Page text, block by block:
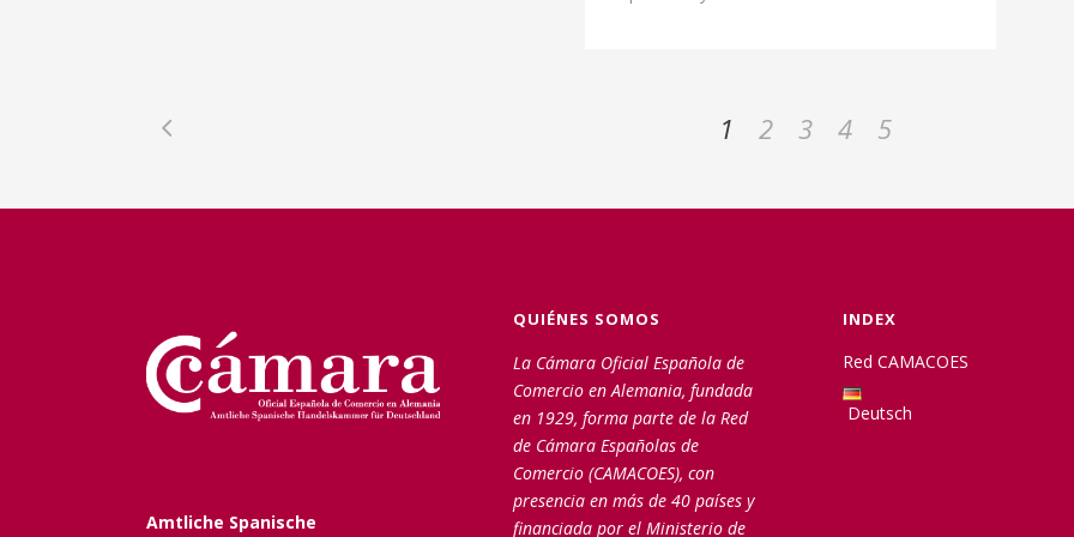
1 2 3 4 5
Amtliche Spanische
QUIÉNES SOMOS
La Cámara Oficial Española de
Comercio en Alemania, fundada
en 1929, forma parte de la Red
de Cámara Españolas de
Comercio (CAMACOES), con
presencia en más de 40 países y
financiada por el Ministerio de
INDEX
Red CAMACOES
Deutsch